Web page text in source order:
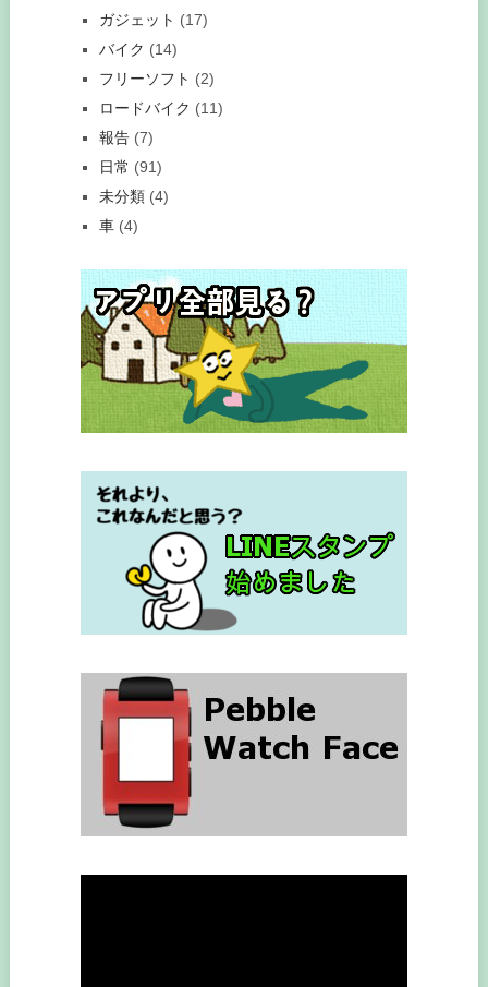
ガジェット (17)
バイク (14)
フリーソフト (2)
ロードバイク (11)
報告(7)
日常 (91)
未分類(4)
車(4)